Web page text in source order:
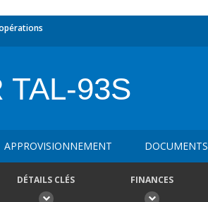
TAL-93S
APPROVISIONNEMENT DOCUMENTS
DÉTAILS CLÉS FINANCES